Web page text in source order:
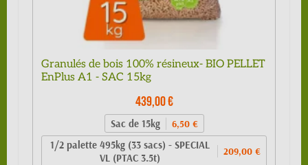
Granulés de bois 100% résineux- BIO PELLET
EnPlus A1 - SAC 15kg
439,00 €
Sac de 15kg 6,50 €
1/2 palette 495kg (33 sacs) - SPECIAL
VL (PTAC 3.5t)
209,00 €